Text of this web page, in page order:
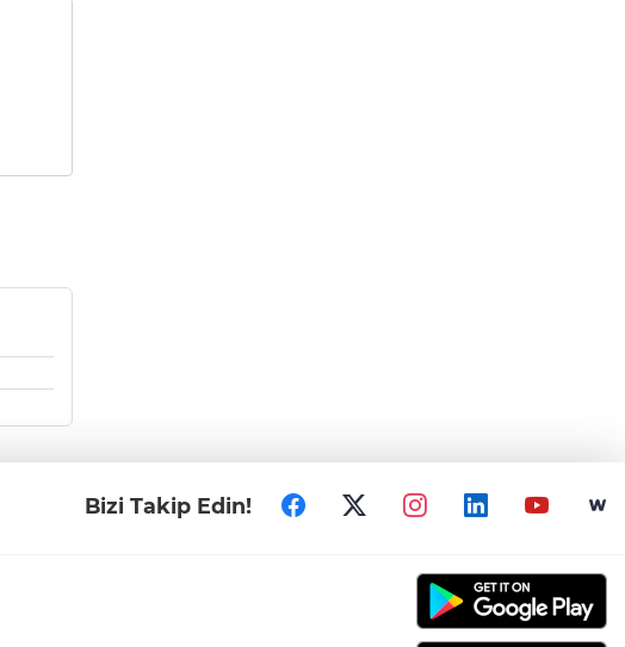
Bizi Takip Edin!